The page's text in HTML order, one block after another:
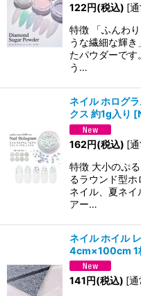
122円(税込) [
特徴 「ふんわ
うな繊細な輝
たパウダーです
う…
ネイル ホログ
クス 約1g入り [
162円(税込) [
特徴 大小のぷ
るラウンド型ホ
ネイル、夏ネ
アー…
ネイル ホイル
4cm×100cm 1
141円(税込) [通